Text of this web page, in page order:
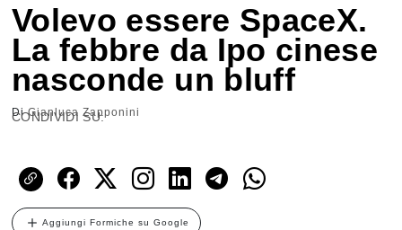
Volevo essere SpaceX.
La febbre da Ipo cinese
nasconde un bluff
DiGianluca Zapponini
CONDIVIDI SU:
Aggiungi Formiche su Google